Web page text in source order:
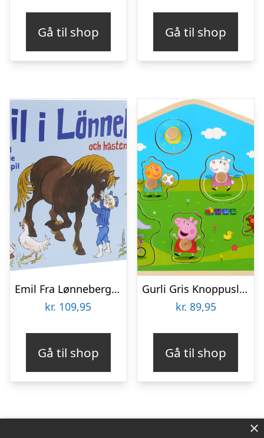
Gå til shop Gå til shop
Emil Fra Lønneberg Gulvpuslespil
kr. 109,95
Gå til shop
Gurli Gris Knoppuslespil – Træpuslespil Med Knopper
kr. 89,95
Gå til shop
×